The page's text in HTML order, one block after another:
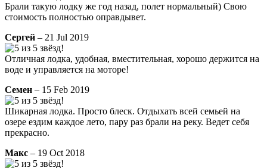
Брали такую лодку же год назад, полет нормальный) Свою
стоимость полностью оправдывет.
Сергей – 21 Jul 2019
Отличная лодка, удобная, вместительная, хорошо держится на
воде и управляется на моторе!
Семен – 15 Feb 2019
Шикарная лодка. Просто блеск. Отдыхать всей семьей на
озере ездим каждое лето, пару раз брали на реку. Ведет себя
прекрасно.
Макс – 19 Oct 2018